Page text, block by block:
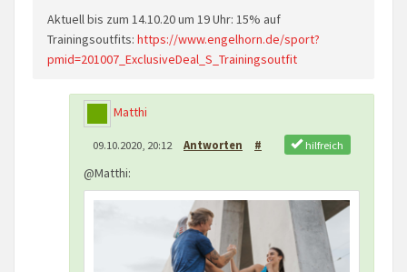
Aktuell bis zum 14.10.20 um 19 Uhr: 15% auf
Trainingsoutfits: https://www.engelhorn.de/sport?
pmid=201007_ExclusiveDeal_S_Trainingsoutfit
Matthi
09.10.2020, 20:12 Antworten # hilfreich
@Matthi: